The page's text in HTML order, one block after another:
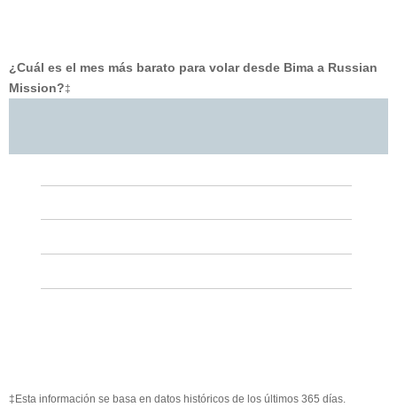
¿Cuál es el mes más barato para volar desde Bima a Russian
Mission?‡
‡Esta información se basa en datos históricos de los últimos 365 días.